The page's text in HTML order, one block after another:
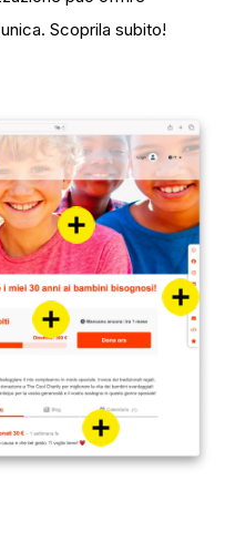
Scoprila subito!